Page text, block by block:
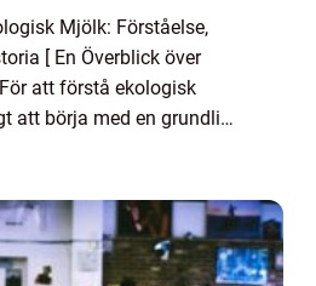
Mjölk: Förståelse,
[ En Överblick över
att förstå ekologisk
att börja med en grundlig